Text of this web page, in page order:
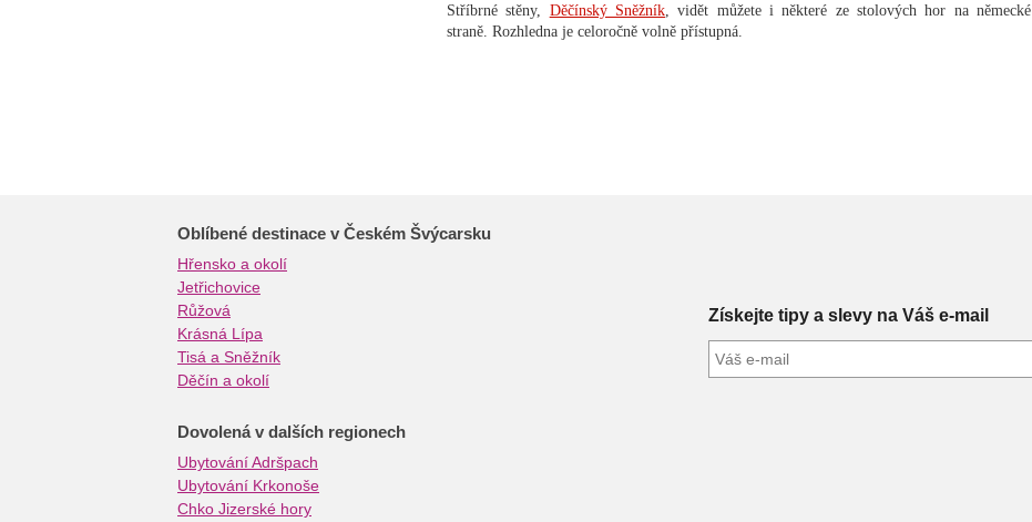
Stříbrné stěny, Děčínský Sněžník , vidět můžete i některé ze stolových hor na německé
straně. Rozhledna je celoročně volně přístupná.
Získejte tipy a slevy na Váš e-mail
Oblíbené destinace v Českém Švýcarsku
Hřensko a okolí
Jetřichovice
Růžová
Krásná Lípa
Tisá a Sněžník
Děčín a okolí
Dovolená v dalších regionech
Ubytování Adršpach
Ubytování Krkonoše
Chko Jizerské hory